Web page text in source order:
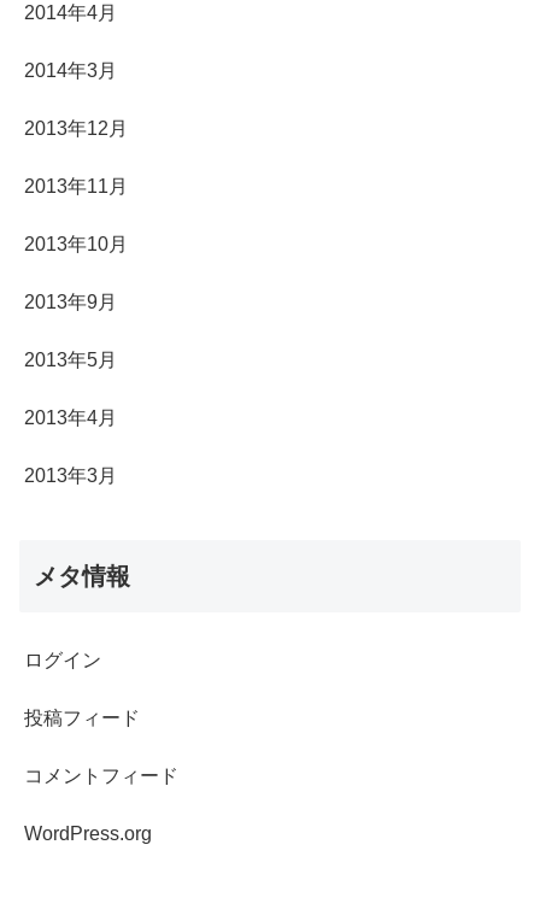
2014年4月
2014年3月
2013年12月
2013年11月
2013年10月
2013年9月
2013年5月
2013年4月
2013年3月
メタ情報
ログイン
投稿フィード
コメントフィード
WordPress.org